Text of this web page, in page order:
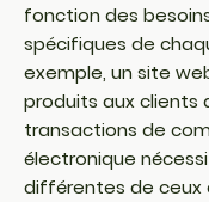
fonction des
spécifiques de
exemple, un site
produits aux clients
transactions de
électronique
différentes de ceux